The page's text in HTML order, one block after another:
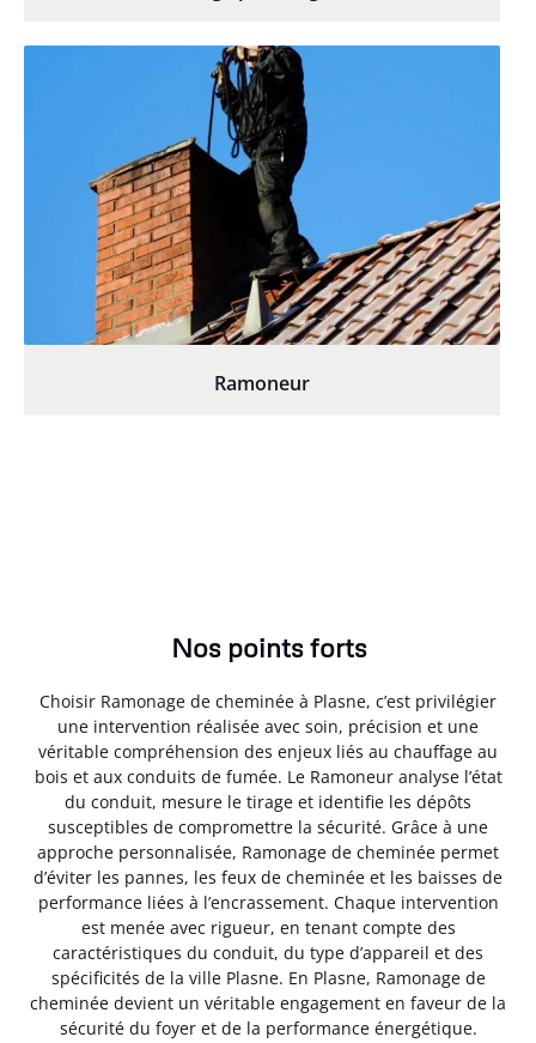
Ramoneur
Nos points forts
Choisir Ramonage de cheminée à Plasne, c’est privilégier
une intervention réalisée avec soin, précision et une
véritable compréhension des enjeux liés au chauffage au
bois et aux conduits de fumée. Le Ramoneur analyse l’état
du conduit, mesure le tirage et identifie les dépôts
susceptibles de compromettre la sécurité. Grâce à une
approche personnalisée, Ramonage de cheminée permet
d’éviter les pannes, les feux de cheminée et les baisses de
performance liées à l’encrassement. Chaque intervention
est menée avec rigueur, en tenant compte des
caractéristiques du conduit, du type d’appareil et des
spécificités de la ville Plasne. En Plasne, Ramonage de
cheminée devient un véritable engagement en faveur de la
sécurité du foyer et de la performance énergétique.